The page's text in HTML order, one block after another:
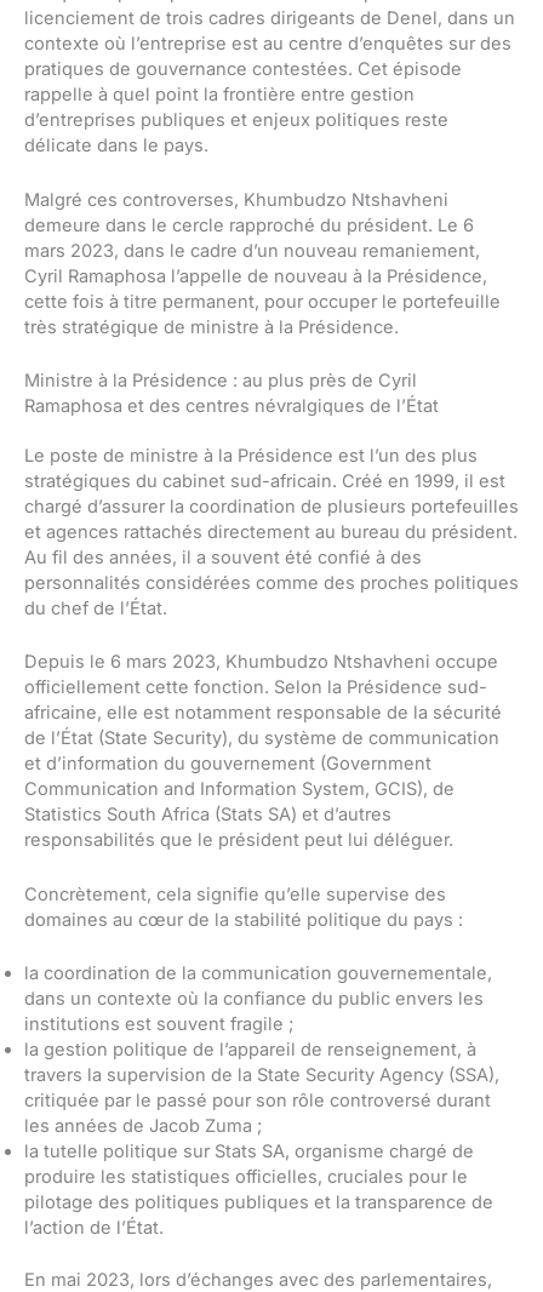
licenciement de trois cadres dirigeants de Denel, dans un
contexte où l’entreprise est au centre d’enquêtes sur des
pratiques de gouvernance contestées. Cet épisode
rappelle à quel point la frontière entre gestion
d’entreprises publiques et enjeux politiques reste
délicate dans le pays.
Malgré ces controverses, Khumbudzo Ntshavheni
demeure dans le cercle rapproché du président. Le 6
mars 2023, dans le cadre d’un nouveau remaniement,
Cyril Ramaphosa l’appelle de nouveau à la Présidence,
cette fois à titre permanent, pour occuper le portefeuille
très stratégique de ministre à la Présidence.
Ministre à la Présidence : au plus près de Cyril
Ramaphosa et des centres névralgiques de l’État
Le poste de ministre à la Présidence est l’un des plus
stratégiques du cabinet sud-africain. Créé en 1999, il est
chargé d’assurer la coordination de plusieurs portefeuilles
et agences rattachés directement au bureau du président.
Au fil des années, il a souvent été confié à des
personnalités considérées comme des proches politiques
du chef de l’État.
Depuis le 6 mars 2023, Khumbudzo Ntshavheni occupe
officiellement cette fonction. Selon la Présidence sud-
africaine, elle est notamment responsable de la sécurité
de l’État (State Security), du système de communication
et d’information du gouvernement (Government
Communication and Information System, GCIS), de
Statistics South Africa (Stats SA) et d’autres
responsabilités que le président peut lui déléguer.
Concrètement, cela signifie qu’elle supervise des
domaines au cœur de la stabilité politique du pays :
la coordination de la communication gouvernementale,
dans un contexte où la confiance du public envers les
institutions est souvent fragile ;
la gestion politique de l’appareil de renseignement, à
travers la supervision de la State Security Agency (SSA),
critiquée par le passé pour son rôle controversé durant
les années de Jacob Zuma ;
la tutelle politique sur Stats SA, organisme chargé de
produire les statistiques officielles, cruciales pour le
pilotage des politiques publiques et la transparence de
l’action de l’État.
En mai 2023, lors d’échanges avec des parlementaires,